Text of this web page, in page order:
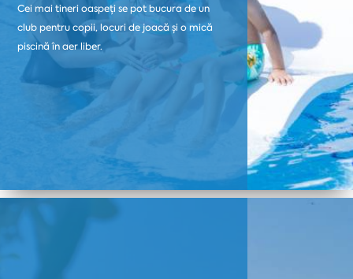
Cei mai tineri oaspeți se pot bucura de un
club pentru copii, locuri de joacă și o mică
piscină în aer liber.